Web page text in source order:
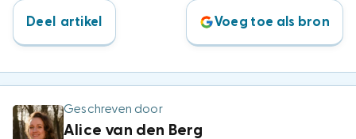
Deel artikel Voeg toe als bron
Geschreven door
Alice van den Berg